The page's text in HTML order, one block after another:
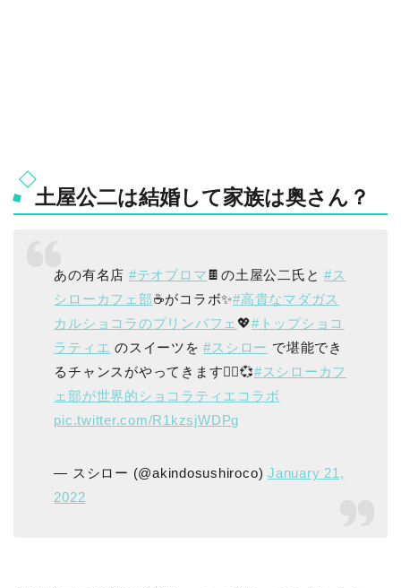
土屋公二は結婚して家族は奥さん？
あの有名店 #テオブロマ🍫の土屋公二氏と#ス
シローカフェ部☕がコラボ✨#高貴なマダガス
カルショコラのプリンパフェ 💖#トップショコ
ラティエ のスイーツを#スシロー で堪能でき
るチャンスがやってきます💁‍♀️💞#スシローカフ
ェ部が世界的ショコラティエコラボ
pic.twitter.com/R1kzsjWDPg
— スシロー (@akindosushiroco)January 21,
2022